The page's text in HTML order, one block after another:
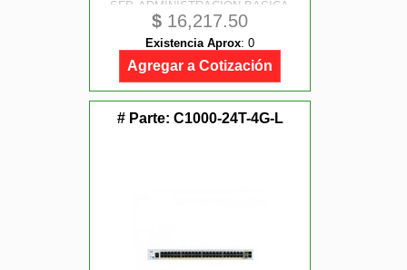
SFP, ADMINISTRACION BASICA
$ 16,217.50
Existencia Aprox: 0
Agregar a Cotización
# Parte: C1000-24T-4G-L